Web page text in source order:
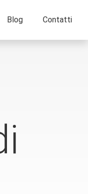
Blog Contatti